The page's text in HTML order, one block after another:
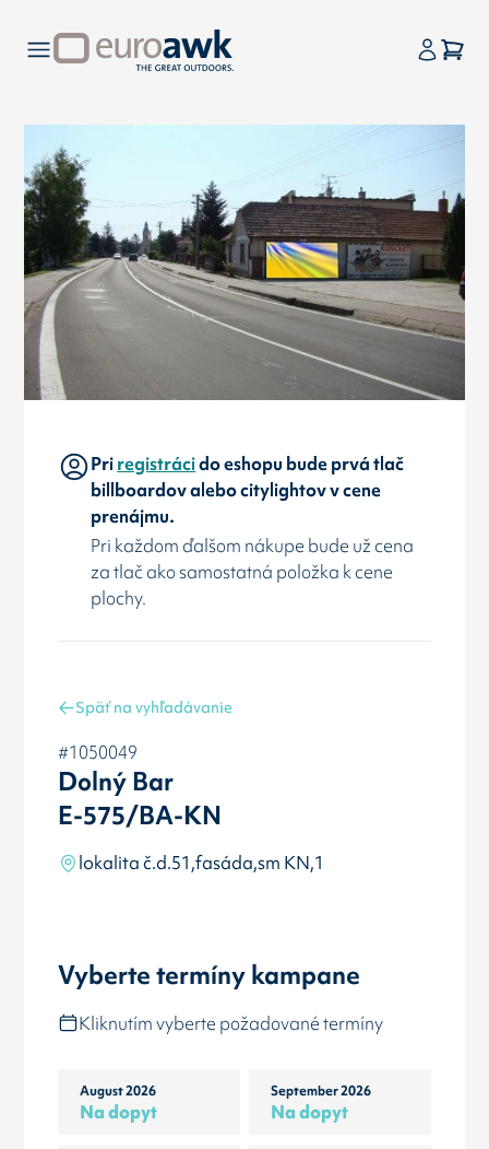
Priregistrácido eshopu bude prvá tlač
billboardov alebo citylightov v cene
prenájmu.
Pri každom ďalšom nákupe bude už cena
za tlač ako samostatná položka k cene
plochy.
Späť na vyhľadávanie
#1050049
Dolný Bar
E-575/BA-KN
lokalita č.d.51,fasáda,sm KN,1
Vyberte termíny kampane
Kliknutím vyberte požadované termíny
August 2026
Na dopyt
September 2026
Na dopyt